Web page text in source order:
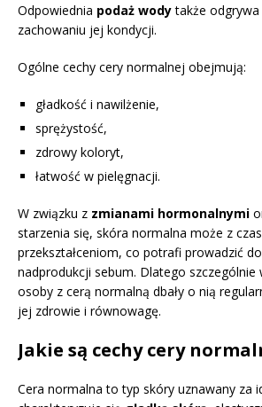
Odpowiednia podaż wodytakże
zachowaniu jej kondycji.
Ogólne cechy cery normalnej obejmują:
gładkość i nawilżenie,
sprężystość,
zdrowy koloryt,
łatwość w pielęgnacji.
W związku z zmianami hormonalnymi
starzenia się, skóra normalna może z
przekształceniom, co potrafi prowadzić
nadprodukcji sebum. Dlatego szczególnie
osoby z cerą normalną dbały o nią
jej zdrowie i równowagę.
Jakie są cechy cery
Cera normalna to typ skóry uznawany za